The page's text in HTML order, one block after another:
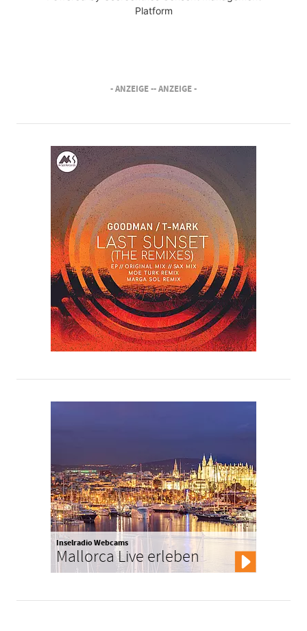
Platform
- ANZEIGE -- ANZEIGE -
Inselradio Webcams
Mallorca Live erleben